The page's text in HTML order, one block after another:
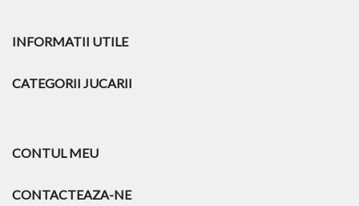
INFORMATII UTILE
CATEGORII JUCARII
CONTUL MEU
CONTACTEAZA-NE